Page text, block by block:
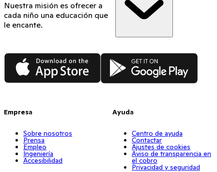
Nuestra misión es ofrecer a
cada niño una educación que
le encante.
App Store Google Play
Empresa
Sobre nosotros
Prensa
Empleo
Ingeniería
Accesibilidad
Ayuda
Centro de ayuda
Contactar
Ajustes de cookies
Aviso de transparencia en
el cobro
Privacidad y seguridad